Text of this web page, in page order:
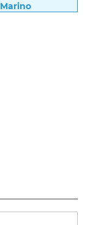
Marino